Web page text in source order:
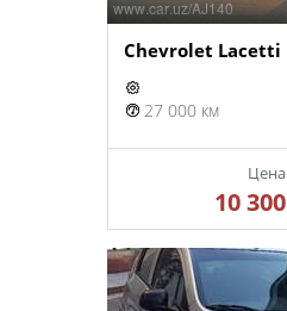
Chevrolet Lacetti
27 000 км
Цена
10 300